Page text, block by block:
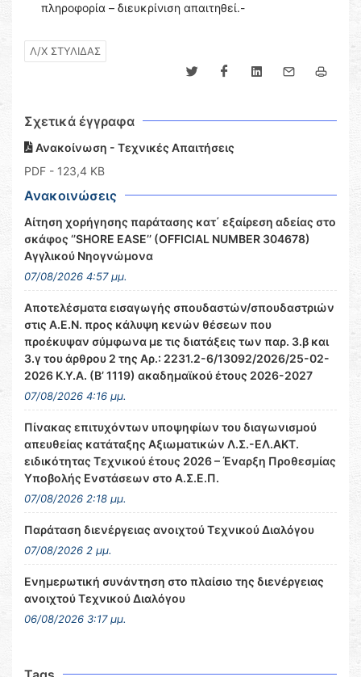
πληροφορία – διευκρίνιση απαιτηθεί.-
Λ/Χ ΣΤΥΛΙΔΑΣ
Σχετικά έγγραφα
Ανακοίνωση - Τεχνικές Απαιτήσεις
PDF - 123,4 KB
Ανακοινώσεις
Αίτηση χορήγησης παράτασης κατ΄ εξαίρεση αδείας στο
σκάφος ‘’SHORE EASE’’ (OFFICIAL NUMBER 304678)
Αγγλικού Νηογνώμονα
07/08/2026 4:57 μμ.
Αποτελέσματα εισαγωγής σπουδαστών/σπουδαστριών
στις Α.Ε.Ν. προς κάλυψη κενών θέσεων που
προέκυψαν σύμφωνα με τις διατάξεις των παρ. 3.β και
3.γ του άρθρου 2 της Αρ.: 2231.2-6/13092/2026/25-02-
2026 Κ.Υ.Α. (Β’ 1119) ακαδημαϊκού έτους 2026-2027
07/08/2026 4:16 μμ.
Πίνακας επιτυχόντων υποψηφίων του διαγωνισμού
απευθείας κατάταξης Αξιωματικών Λ.Σ.-ΕΛ.ΑΚΤ.
ειδικότητας Τεχνικού έτους 2026 – Έναρξη Προθεσμίας
Υποβολής Ενστάσεων στο Α.Σ.Ε.Π.
07/08/2026 2:18 μμ.
Παράταση διενέργειας ανοιχτού Τεχνικού Διαλόγου
07/08/2026 2 μμ.
Ενημερωτική συνάντηση στο πλαίσιο της διενέργειας
ανοιχτού Τεχνικού Διαλόγου
06/08/2026 3:17 μμ.